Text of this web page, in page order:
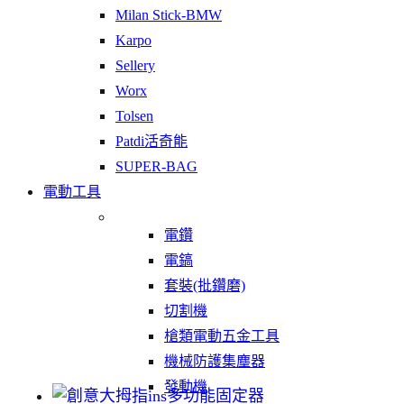
Milan Stick-BMW
Karpo
Sellery
Worx
Tolsen
Patdi活奇能
SUPER-BAG
電動工具
電鑽
電鎬
套裝(批鑽磨)
切割機
槍類電動五金工具
機械防護集塵器
發動機